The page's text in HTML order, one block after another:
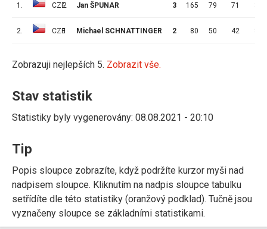
1. CZE2 Jan ŠPUNAR 3 165 79 71
2. CZE
1 Michael SCHNATTINGER 2 80 50 42
Zobrazuji nejlepších 5. Zobrazit vše.
Stav statistik
Statistiky byly vygenerovány: 08.08.2021 - 20:10
Tip
Popis sloupce zobrazíte, když podržíte kurzor myši nad
nadpisem sloupce. Kliknutím na nadpis sloupce tabulku
setřídíte dle této statistiky (oranžový podklad). Tučně jsou
vyznačeny sloupce se základními statistikami.